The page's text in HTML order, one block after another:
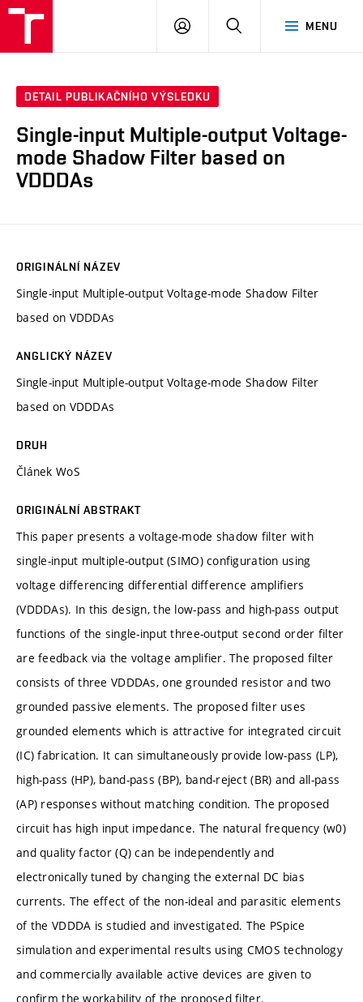
MENU
PŘIHLÁSIT
DETAIL PUBLIKAČNÍHO VÝSLEDKU
Single-input Multiple-output Voltage-
mode Shadow Filter based on
VDDDAs
ORIGINÁLNÍ NÁZEV
Single-input Multiple-output Voltage-mode Shadow Filter
based on VDDDAs
ANGLICKÝ NÁZEV
Single-input Multiple-output Voltage-mode Shadow Filter
based on VDDDAs
DRUH
Článek WoS
ORIGINÁLNÍ ABSTRAKT
This paper presents a voltage-mode shadow filter with
single-input multiple-output (SIMO) configuration using
voltage differencing differential difference amplifiers
(VDDDAs). In this design, the low-pass and high-pass output
functions of the single-input three-output second order filter
are feedback via the voltage amplifier. The proposed filter
consists of three VDDDAs, one grounded resistor and two
grounded passive elements. The proposed filter uses
grounded elements which is attractive for integrated circuit
(IC) fabrication. It can simultaneously provide low-pass (LP),
high-pass (HP), band-pass (BP), band-reject (BR) and all-pass
(AP) responses without matching condition. The proposed
circuit has high input impedance. The natural frequency (w0)
and quality factor (Q) can be independently and
electronically tuned by changing the external DC bias
currents. The effect of the non-ideal and parasitic elements
of the VDDDA is studied and investigated. The PSpice
simulation and experimental results using CMOS technology
and commercially available active devices are given to
confirm the workability of the proposed filter.